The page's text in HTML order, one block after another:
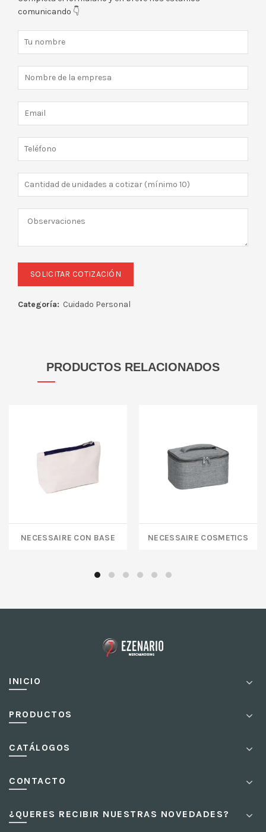
comunicando 👇
Categoría: Cuidado Personal
PRODUCTOS RELACIONADOS
NECESSAIRE CON BASE NECESSAIRE COSMETICS
INICIO
PRODUCTOS
CATÁLOGOS
CONTACTO
¿QUERES RECIBIR NUESTRAS NOVEDADES?